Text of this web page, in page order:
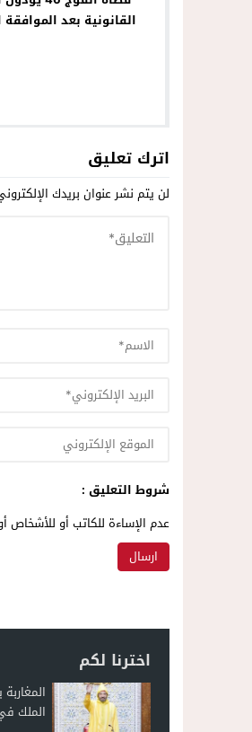
القانونية بعد الموافقة
اترك تعليق
لن يتم نشر عنوان بريدك
شروط التعليق :
عدم الإساءة للكاتب أو للأشخاص
اخترنا لكم
الملك